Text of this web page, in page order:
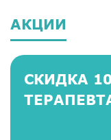
АКЦИИ
СКИДКА